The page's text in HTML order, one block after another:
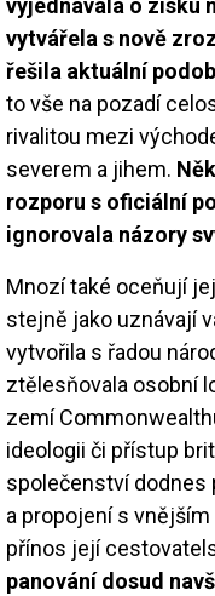
vyjednávala o zisku
vytvářela s nově
řešila aktuální
to vše na pozadí
rivalitou mezi
severem a jihem.
rozporu s oficiální
ignorovala názory
Mnozí také oceňují
stejně jako uznávají
vytvořila s řadou
ztělesňovala osobní
zemí
ideologii či přístup
společenství dodnes
a propojení s
přínos její
panování dosud